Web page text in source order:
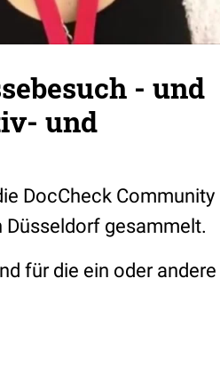
- und
und
DocCheck Community
Düsseldorf gesammelt.
für die ein oder andere